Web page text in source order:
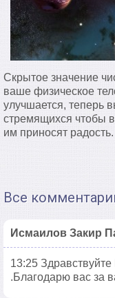
Скрытое значение
ваше физическое
улучшается, теперь
стремящихся чтобы
им приносят радость.
Все
Исмаилов Закир
13:25
.Благодарю вас за